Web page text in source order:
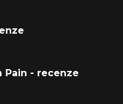
Pain - recenze